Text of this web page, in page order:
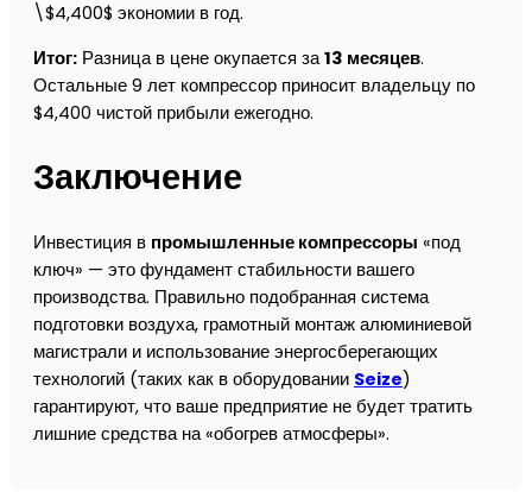
\$4,400$ экономии в год.
Итог: Разница в цене окупается за13 месяцев.
Остальные 9 лет компрессор приносит владельцу по
$4,400 чистой прибыли ежегодно.
Заключение
Инвестиция в промышленные компрессоры «под
ключ» — это фундамент стабильности вашего
производства. Правильно подобранная система
подготовки воздуха, грамотный монтаж алюминиевой
магистрали и использование энергосберегающих
технологий (таких как в оборудовании Seize)
гарантируют, что ваше предприятие не будет тратить
лишние средства на «обогрев атмосферы».